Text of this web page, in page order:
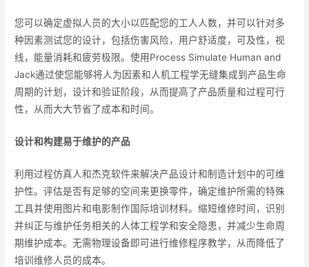
您可以确定虚拟人员的大小以匹配您的工人人数，并可以针对多
种因素测试您的设计，包括伤害风险，用户舒适度，可及性，视
线，能量消耗和疲劳极限。使用Process Simulate Human and
Jack通过使您能够将人为因素和人机工程学无缝集成到产品生命
周期的计划，设计和验证阶段，从而提高了产品质量和过程可行
性，从而大大节省了成本和时间。
设计和构建易于维护的产品
利用过程仿真人和杰克软件来解决产品设计和制造计划中的可维
护性。评估是否有足够的空间来更换零件，确定维护所需的特殊
工具并使用图片和电影制作国际培训材料。缩短维修时间，识别
并纠正与维护任务相关的人体工程学和安全隐患，并减少生命周
期维护成本。无需物理设备即可进行维修程序教学，从而降低了
培训维修人员的成本。